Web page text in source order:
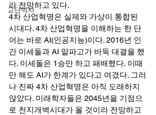
교단역사
라 전망하고 있다.
4차 산업혁명은 실제와 가상이 통합된
시대다. 4차 산업혁명을 이해하는 한 단
어는 바로 AI(인공지능)이다. 2016년 인
간 이세돌과 AI 알파고가 바둑 대결을 했
다. 이세돌은 1승만 하고 패배했다. 이때
만 해도 AI가 한계가 있다고 여겼다. 그러
나 진짜 4차 산업혁명은 아직 도래하지
않았다. 미래학자들은 2045년을 기점으
로 천지개벽시대가 올 것이라 전망하고